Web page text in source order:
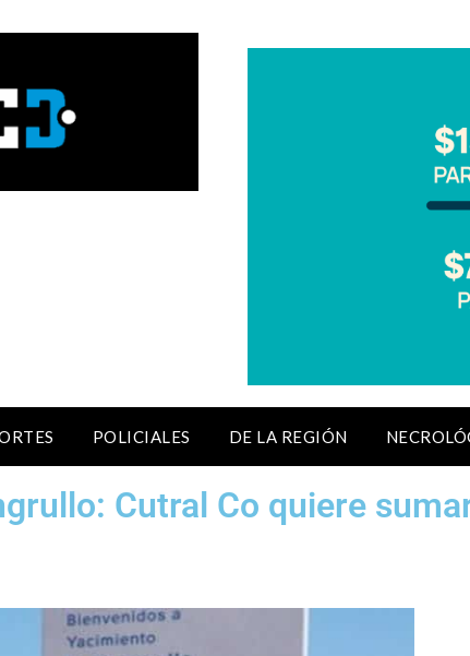
POLICIALES DE LA REGIÓN
Cutral Co quiere